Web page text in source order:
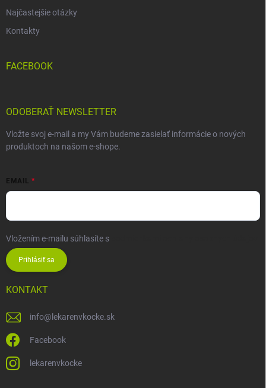
Najčastejšie otázky
Kontakty
FACEBOOK
ODOBERAŤ NEWSLETTER
Vložte svoj e-mail a my Vám budeme zasielať informácie o nových
produktoch na našom e-shope.
EMAIL
Vložením e-mailu súhlasíte s
Prihlásiť sa
KONTAKT
info@ lekarenvkocke.sk
Facebook
lekarenvkocke